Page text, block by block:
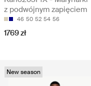
z podwójnym zapięciem
46 50 52 54 56
1769 zł
New season